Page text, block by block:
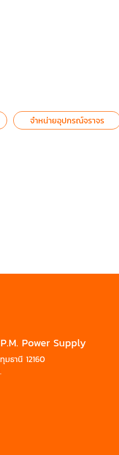
จำหน่ายอุปกรณ์จราจร
Power Supply
ธานี 12160